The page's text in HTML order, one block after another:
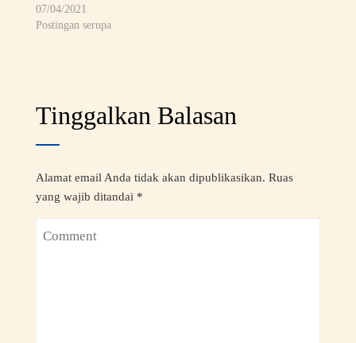
07/04/2021
Postingan serupa
Tinggalkan Balasan
Alamat email Anda tidak akan dipublikasikan. Ruas
yang wajib ditandai *